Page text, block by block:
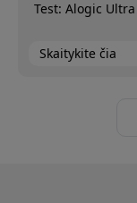
Test: Alogic
Skaitykite čia